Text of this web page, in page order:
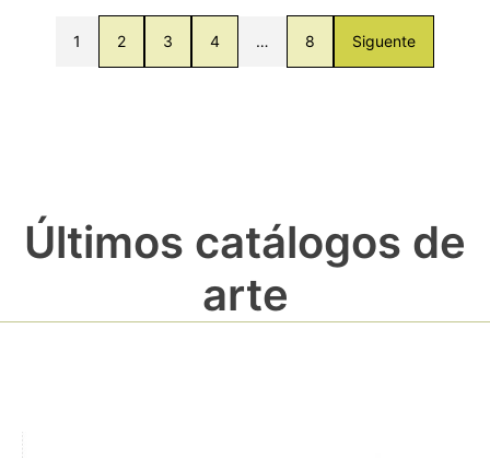
1 2 3 4 … 8 Siguente
Últimos catálogos de
arte